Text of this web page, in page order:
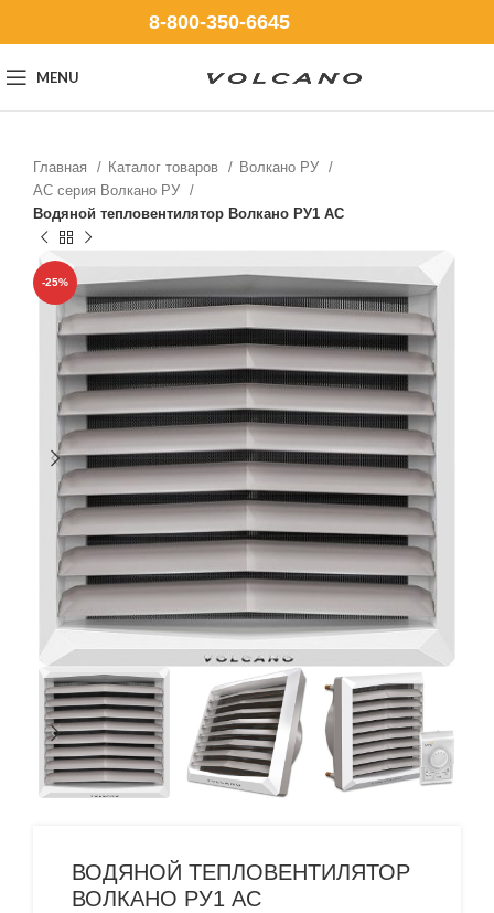
8-800-350-6645
MENU
Главная Каталог товаров
Волкано РУ
AC серия Волкано РУ
Водяной тепловентилятор Волкано РУ1 АС
-25%
ВОДЯНОЙ ТЕПЛОВЕНТИЛЯТОР
ВОЛКАНО РУ1 АС